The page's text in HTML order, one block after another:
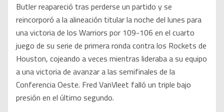
Butler reapareció tras perderse un partido y se
reincorporó a la alineación titular la noche del lunes para
una victoria de los Warriors por 109-106 en el cuarto
juego de su serie de primera ronda contra los Rockets de
Houston, cojeando a veces mientras lideraba a su equipo
a una victoria de avanzar a las semifinales de la
Conferencia Oeste. Fred VanVleet falló un triple bajo
presión en el último segundo.